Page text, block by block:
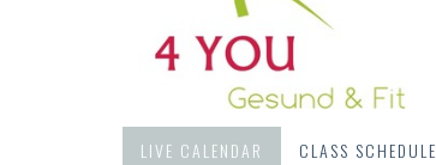
LIVE CALENDAR CLASS SCHEDULE